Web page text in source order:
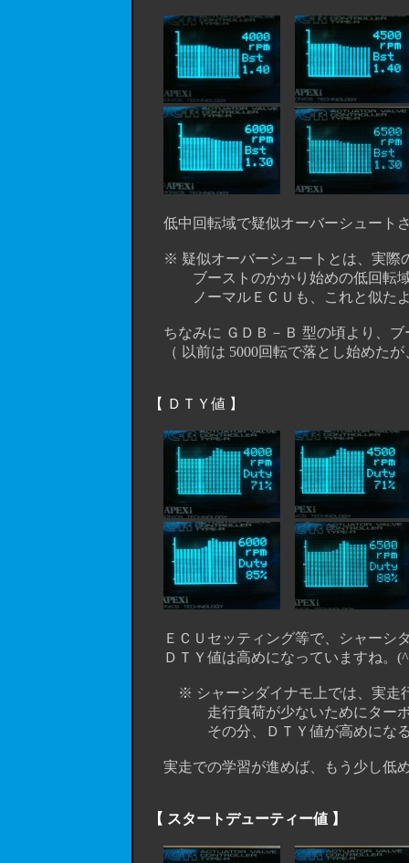
低中回転域で疑似オーバーシュートさ
※ 疑似オーバーシュートとは、実際
ブーストのかかり始めの低回転域で
ノーマルＥＣＵも、これと似たよう
ちなみに ＧＤＢ－Ｂ 型の頃より、ブ
（ 以前は 5000回転で落とし始めたが
【 ＤＴＹ値 】
ＥＣＵセッティング等で、シャーシダ
ＤＴＹ値は高めになっていますね。
※ シャーシダイナモ上では、実走行
走行負荷が少ないためにターボが
その分、ＤＴＹ値が高めにな
実走での学習が進めば、もう少し低
【 スタートデューティー値 】